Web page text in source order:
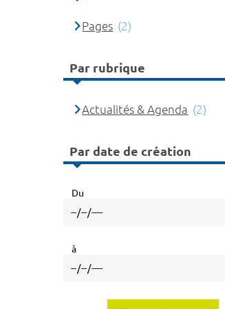
Pages (2)
Par rubrique
Actualités & Agenda (2)
Par date de création
Du
à